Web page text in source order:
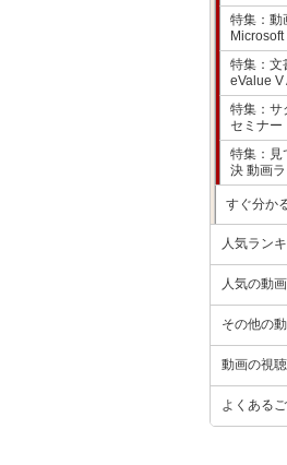
特集：動
特集：文
eValue V
特集：サ
セミナー
特集：見
決 動画
すぐ分か
人気ラン
人気の動
その他の
動画の視
よくある